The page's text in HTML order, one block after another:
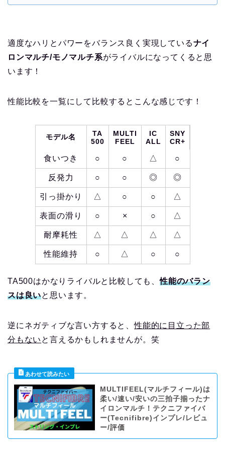
適度なハリとパワーをバランス良く実現しているナイ
ロンマルチ/モノマルチ系がライバルになってくると思
います！
性能比較を一覧にして比較するとこんな感じです！
モデル名
TA
500
MULTI
FEEL
IC
ALL
SNY
CR+
食いつき ○ ○ △ ○
反発力 ○ ○ ◎ ◎
引っ掛かり △ ○ ○ △
表面の滑り ○ × ○ △
耐摩耗性 △ △ △ △
性能維持 ○ △ ○ ○
TA500はかなりライバルと比較しても、性能のバラン
スは良いと思います。
逆にネガティブな言い方すると、性能的に目立った部
分もない と言えるかもしれませんが。笑
MULTIFEEL(マルチフィール)は
柔い/速い/安いの三拍子揃ったナ
イロンマルチ！テクニファイバ
ー(Tecnifibre)インプレ/レビュ
ー/評価